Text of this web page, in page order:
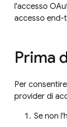
l'accesso
accesso end-
Prima
Per
provider di
Se non